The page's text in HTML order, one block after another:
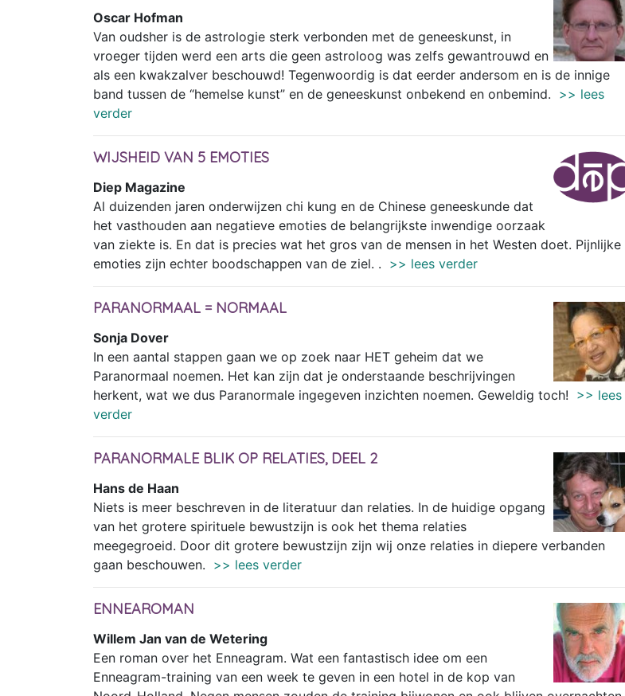
Oscar Hofman
Van oudsher is de astrologie sterk verbonden met de geneeskunst, in
vroeger tijden werd een arts die geen astroloog was zelfs gewantrouwd en
als een kwakzalver beschouwd! Tegenwoordig is dat eerder andersom en is de innige
band tussen de “hemelse kunst” en de geneeskunst onbekend en onbemind. >> lees
verder
WIJSHEID VAN 5 EMOTIES
Diep Magazine
Al duizenden jaren onderwijzen chi kung en de Chinese geneeskunde dat
het vasthouden aan negatieve emoties de belangrijkste inwendige oorzaak
van ziekte is. En dat is precies wat het gros van de mensen in het Westen doet. Pijnlijke
emoties zijn echter boodschappen van de ziel. . >> lees verder
PARANORMAAL = NORMAAL
Sonja Dover
In een aantal stappen gaan we op zoek naar HET geheim dat we
Paranormaal noemen. Het kan zijn dat je onderstaande beschrijvingen
herkent, wat we dus Paranormale ingegeven inzichten noemen. Geweldig toch! >> lees
verder
PARANORMALE BLIK OP RELATIES, DEEL 2
Hans de Haan
Niets is meer beschreven in de literatuur dan relaties. In de huidige opgang
van het grotere spirituele bewustzijn is ook het thema relaties
meegegroeid. Door dit grotere bewustzijn zijn wij onze relaties in diepere verbanden
gaan beschouwen. >> lees verder
ENNEAROMAN
Willem Jan van de Wetering
Een roman over het Enneagram. Wat een fantastisch idee om een
Enneagram-training van een week te geven in een hotel in de kop van